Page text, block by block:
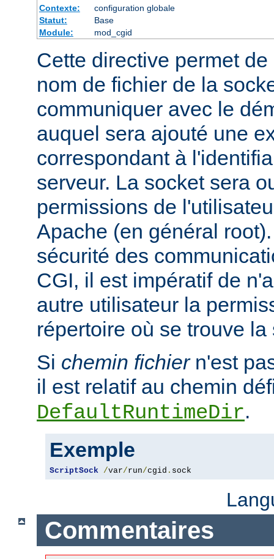
Contexte:
configuration globale
Statut:
Base
Module:
mod_cgid
Cette directive permet
nom de fichier de la
communiquer avec le
auquel sera ajouté une
correspondant à
serveur. La socket sera
permissions de
Apache (en général
sécurité des
CGI, il est impératif de
autre utilisateur la
répertoire où se trouve la
Si chemin fichiern'est
il est relatif au chemin
DefaultRuntimeDir.
Exemple
ScriptSock /var/run/cgid . sock
Commentaires